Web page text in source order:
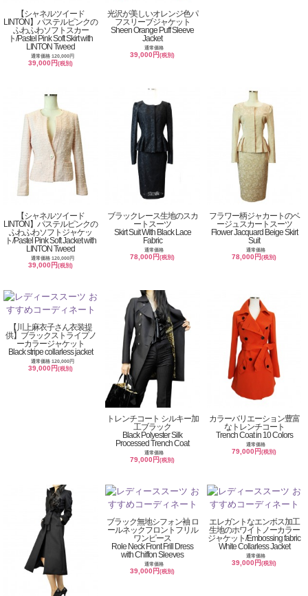
【シャネルツイード
LINTON】パステルピンクの
ふわふわソフトスカー
ト/Pastel Pink Soft Skirt with
LINTON Tweed
通常価格 120,000円
39,000円(税別)
光沢が美しいオレンジ色パ
フスリーブジャケット
Sheen Orange Puff Sleeve
Jacket
通常価格
39,000円(税別)
【シャネルツイード
LINTON】パステルピンクの
ふわふわソフトジャケッ
ト/Pastel Pink Soft Jacket with
LINTON Tweed
通常価格 120,000円
39,000円(税別)
ブラックレース生地のスカ
ートスーツ
Skirt Suit With Black Lace
Fabric
通常価格
78,000円(税別)
フラワー柄ジャカートのベ
ージュスカートスーツ
Flower Jacquard Beige Skirt
Suit
通常価格
78,000円(税別)
【川上麻衣子さん衣装提
供】ブラックストライプノ
ーカラージャケット
Black stripe collarless jacket
通常価格 120,000円
39,000円(税別)
トレンチコート シルキー加
工ブラック
Black Polyester Silk
Processed Trench Coat
通常価格
79,000円(税別)
カラーバリエーション豊富
なトレンチコート
Trench Coat in 10 Colors
通常価格
79,000円(税別)
ブラック無地シフォン袖 ロ
ールネックフロントフリル
ワンピース
Role Neck Front Frill Dress
with Chiffon Sleeves
通常価格
39,000円(税別)
エレガントなエンボス加工
生地のホワイトノーカラー
ジャケット/Embossing fabric
White Collarless Jacket
通常価格
39,000円(税別)